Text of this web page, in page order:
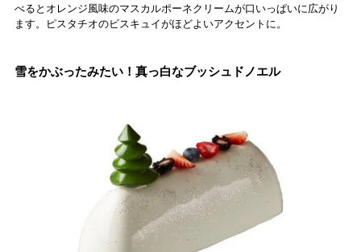
べるとオレンジ風味のマスカルポーネクリームが口いっぱいに広がり
ます。ピスタチオのビスキュイがほどよいアクセントに。
雪をかぶったみたい！真っ白なブッシュドノエル